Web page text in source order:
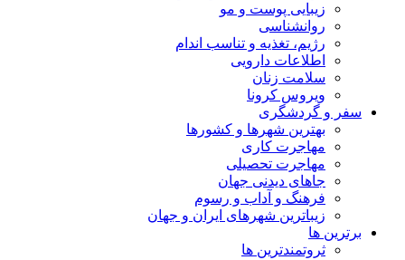
زیبایی پوست و مو
روانشناسی
رژیم، تغذیه و تناسب اندام
اطلاعات دارویی
سلامت زنان
ویروس کرونا
سفر و گردشگری
بهترین شهرها و کشورها
مهاجرت کاری
مهاجرت تحصیلی
جاهای دیدنی جهان
فرهنگ و آداب و رسوم
زیباترین شهرهای ایران و جهان
برترین ها
ثروتمندترین ها